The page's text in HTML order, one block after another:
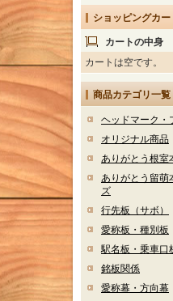
ショッピングカー
カートの中身
カートは空です。
商品カテゴリ一覧
ヘッドマーク・
オリジナル商品
ありがとう根室
ありがとう留萌
ズ
行先板（サボ）
愛称板・種別板
駅名板・乗車口
銘板関係
愛称幕・方向幕